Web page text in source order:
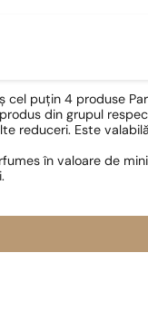
cel puțin 4 produse
din grupul
reduceri. Este
în valoare de